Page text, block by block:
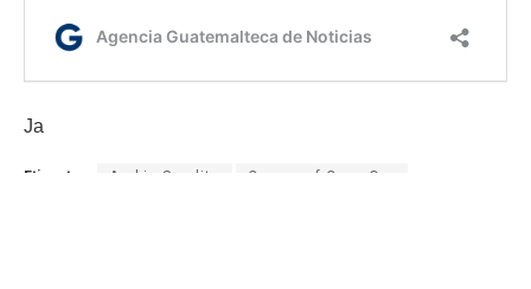
Ja
Etiquetas: Arabia Saudita Concacaf Copa Oro